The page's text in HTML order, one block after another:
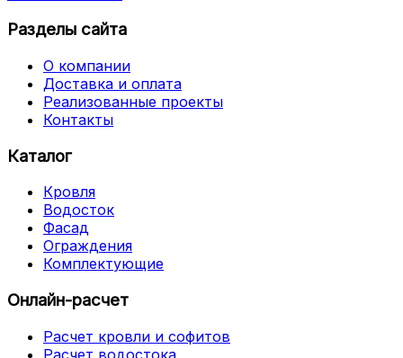
Разделы сайта
О компании
Доставка и оплата
Реализованные проекты
Контакты
Каталог
Кровля
Водосток
Фасад
Ограждения
Комплектующие
Онлайн-расчет
Расчет кровли и софитов
Расчет водостока